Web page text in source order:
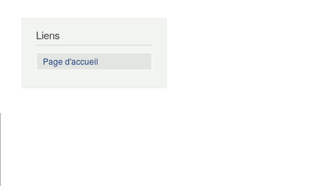
Liens
Page d'accueil